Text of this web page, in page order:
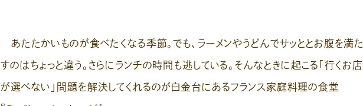
あたたかいものが食べたくなる季節。でも、ラーメンやうどんでサッととお腹を満た
すのはちょっと違う。さらにランチの時間も逃している。そんなときに起こる「行くお店
が選べない」問題を解決してくれるのが白金台にあるフランス家庭料理の食堂